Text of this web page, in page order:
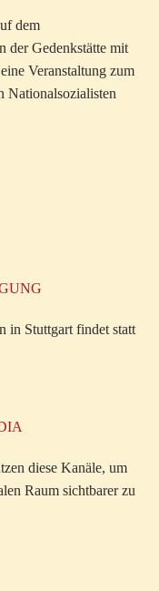
dem
der Gedenkstätte mit
Veranstaltung zum
Nationalsozialisten
in Stuttgart findet statt
diese Kanäle, um
Raum sichtbarer zu